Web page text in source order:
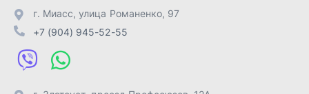
+7 (904) 945-04-44